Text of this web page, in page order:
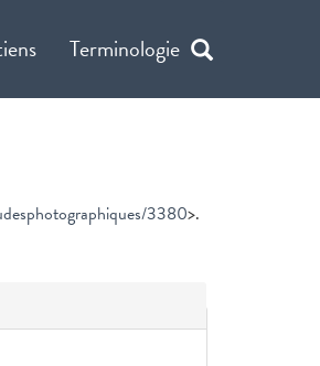
Terminologie
3380>.